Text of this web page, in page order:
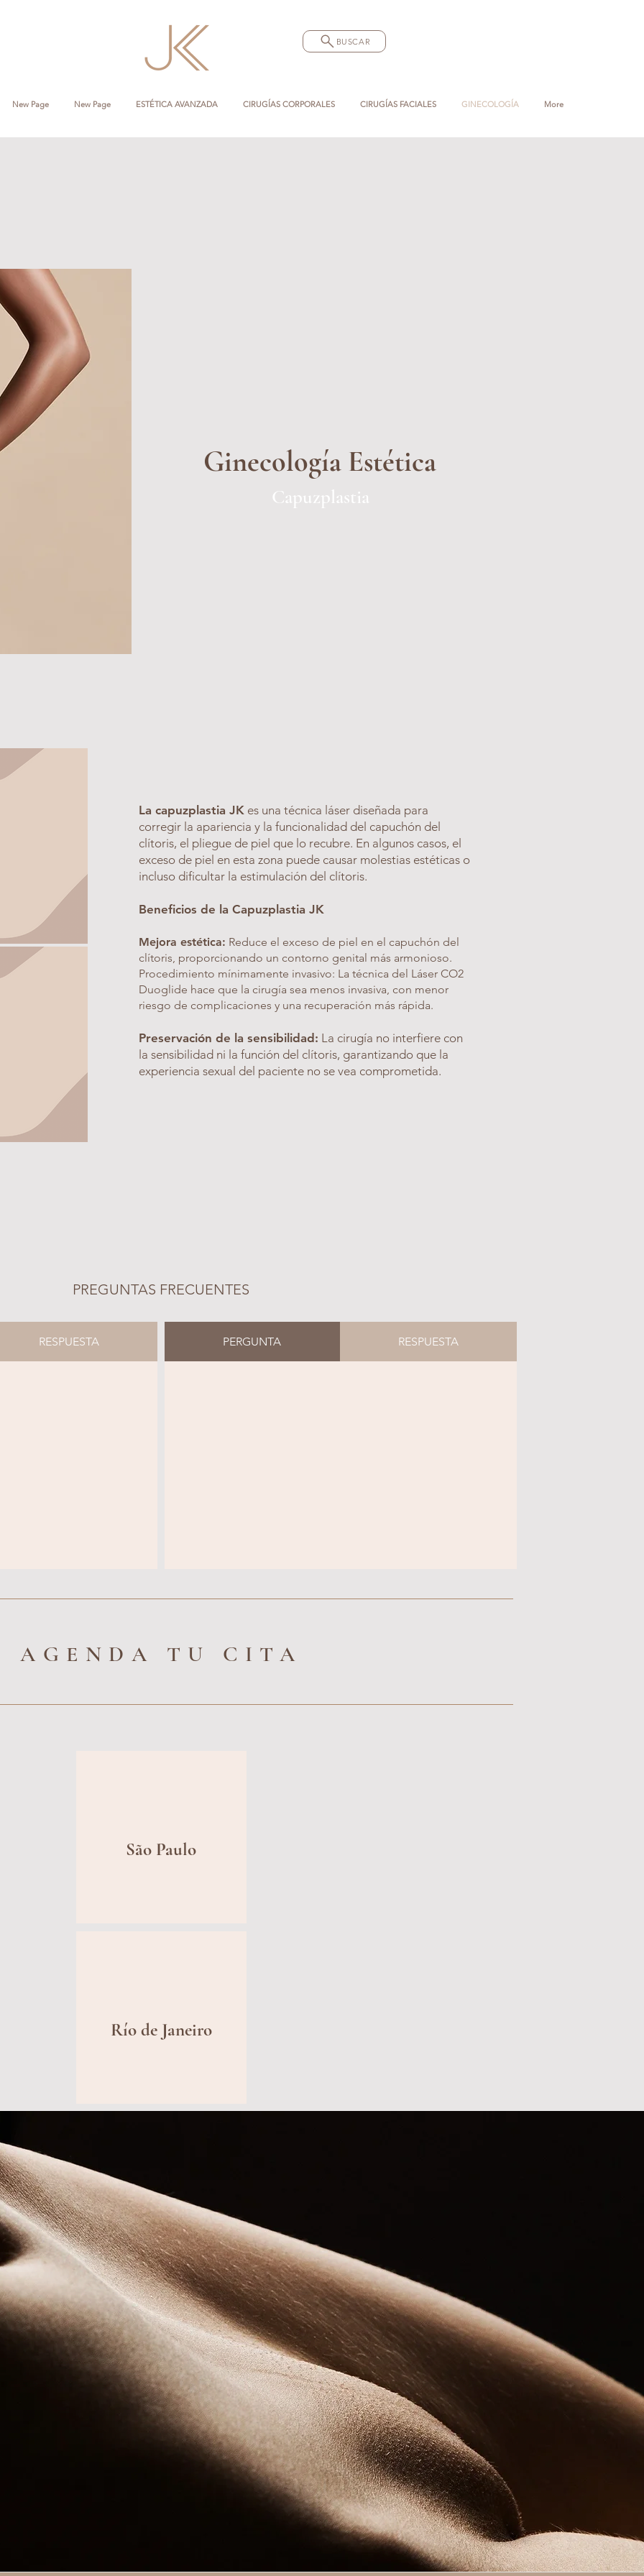
New Page New Page ESTÉTICA AVANZADA CIRUGÍAS CORPORALES CIRUGÍAS FACIALES GINECOLOGÍA More
BUSCAR
Ginecología Estética
Capuzplastia
La capuzplastia JK es una técnica láser diseñada para
corregir la apariencia y la funcionalidad del capuchón del
clítoris, el pliegue de piel que lo recubre. En algunos casos, el
exceso de piel en esta zona puede causar molestias estéticas o
incluso dificultar la estimulación del clítoris.
Beneficios de la Capuzplastia JK
Mejora estética: Reduce el exceso de piel en el capuchón del
clítoris, proporcionando un contorno genital más armonioso.
Procedimiento mínimamente invasivo: La técnica del Láser CO2
Duoglide hace que la cirugía sea menos invasiva, con menor
riesgo de complicaciones y una recuperación más rápida.
Preservación de la sensibilidad: La cirugía no interfiere con
la sensibilidad ni la función del clítoris, garantizando que la
experiencia sexual del paciente no se vea comprometida.
PREGUNTAS FRECUENTES
RESPUESTA PERGUNTA RESPUESTA
AGENDA TU CITA
São Paulo
Río de Janeiro